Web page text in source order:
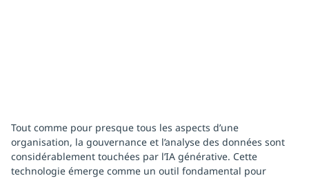
Tout comme pour presque tous les aspects d’une
organisation, la gouvernance et l’analyse des données sont
considérablement touchées par l’IA générative. Cette
technologie émerge comme un outil fondamental pour